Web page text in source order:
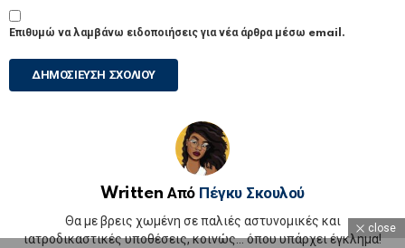
Επιθυμώ να λαμβάνω ειδοποιήσεις για νέα άρθρα μέσω email.
Written Από Πέγκυ Σκουλού
Θα με βρεις χωμένη σε παλιές αστυνομικές και
ιατροδικαστικές υποθέσεις, κοινώς... όπου υπάρχει έγκλημα!
close